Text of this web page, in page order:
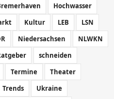
Hochwasser
Kultur LEB
LSN
Niedersachsen
NLWKN
schneiden
Termine
Theater
Trends
Ukraine